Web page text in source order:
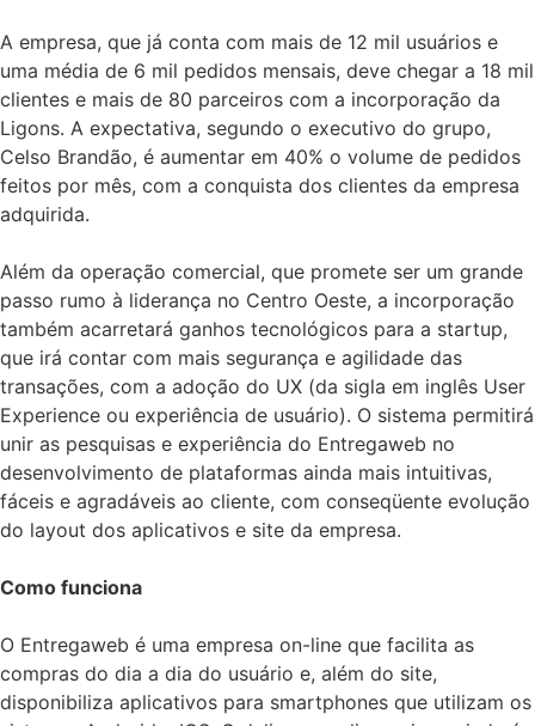
A empresa, que já conta com mais de 12 mil usuários e
uma média de 6 mil pedidos mensais, deve chegar a 18 mil
clientes e mais de 80 parceiros com a incorporação da
Ligons. A expectativa, segundo o executivo do grupo,
Celso Brandão, é aumentar em 40% o volume de pedidos
feitos por mês, com a conquista dos clientes da empresa
adquirida.
Além da operação comercial, que promete ser um grande
passo rumo à liderança no Centro Oeste, a incorporação
também acarretará ganhos tecnológicos para a startup,
que irá contar com mais segurança e agilidade das
transações, com a adoção do UX (da sigla em inglês User
Experience ou experiência de usuário). O sistema permitirá
unir as pesquisas e experiência do Entregaweb no
desenvolvimento de plataformas ainda mais intuitivas,
fáceis e agradáveis ao cliente, com conseqüente evolução
do layout dos aplicativos e site da empresa.
Como funciona
O Entregaweb é uma empresa on-line que facilita as
compras do dia a dia do usuário e, além do site,
disponibiliza aplicativos para smartphones que utilizam os